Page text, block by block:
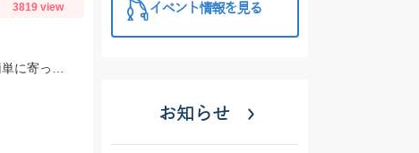
3819 view イベント情報を見る
お知らせ